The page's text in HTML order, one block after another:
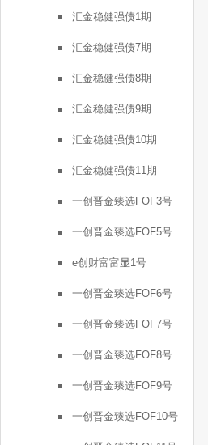
汇金稳健强债1期
汇金稳健强债7期
汇金稳健强债8期
汇金稳健强债9期
汇金稳健强债10期
汇金稳健强债11期
一创晋金臻选FOF3号
一创晋金臻选FOF5号
e创财富富显1号
一创晋金臻选FOF6号
一创晋金臻选FOF7号
一创晋金臻选FOF8号
一创晋金臻选FOF9号
一创晋金臻选FOF10号